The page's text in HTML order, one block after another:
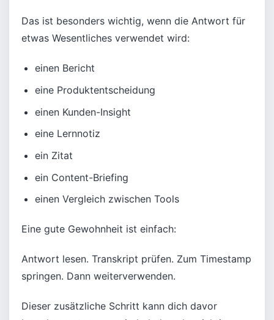
Das ist besonders wichtig, wenn die Antwort für
etwas Wesentliches verwendet wird:
einen Bericht
eine Produktentscheidung
einen Kunden-Insight
eine Lernnotiz
ein Zitat
ein Content-Briefing
einen Vergleich zwischen Tools
Eine gute Gewohnheit ist einfach:
Antwort lesen. Transkript prüfen. Zum Timestamp
springen. Dann weiterverwenden.
Dieser zusätzliche Schritt kann dich davor